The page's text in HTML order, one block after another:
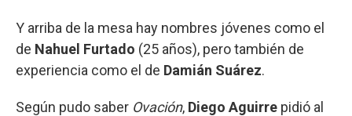
Y arriba de la mesa hay nombres jóvenes como el
de Nahuel Furtado (25 años), pero también de
experiencia como el de Damián Suárez.
Según pudo saber Ovación, Diego Aguirre pidió al